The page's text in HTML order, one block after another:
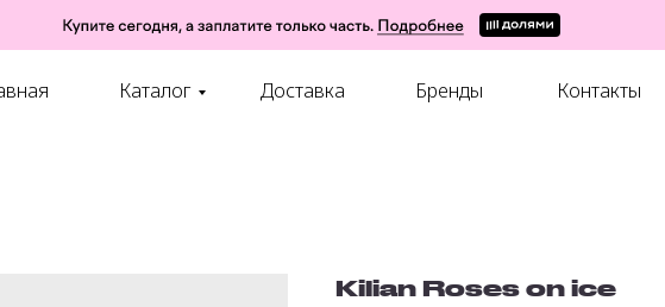
Бренды Контакты
Доставка
Каталог
Kilian Roses on ice